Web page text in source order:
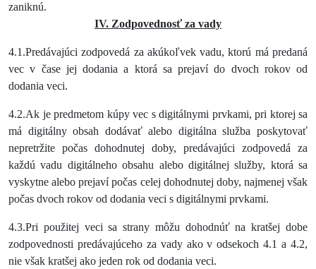
zaniknú.
IV. Zodpovednosť za vady
4.1.Predávajúci zodpovedá za akúkoľvek vadu, ktorú má predaná
vec v čase jej dodania a ktorá sa prejaví do dvoch rokov od
dodania veci.
4.2.Ak je predmetom kúpy vec s digitálnymi prvkami, pri ktorej sa
má digitálny obsah dodávať alebo digitálna služba poskytovať
nepretržite počas dohodnutej doby, predávajúci zodpovedá za
každú vadu digitálneho obsahu alebo digitálnej služby, ktorá sa
vyskytne alebo prejaví počas celej dohodnutej doby, najmenej však
počas dvoch rokov od dodania veci s digitálnymi prvkami.
4.3.Pri použitej veci sa strany môžu dohodnúť na kratšej dobe
zodpovednosti predávajúceho za vady ako v odsekoch 4.1 a 4.2,
nie však kratšej ako jeden rok od dodania veci.